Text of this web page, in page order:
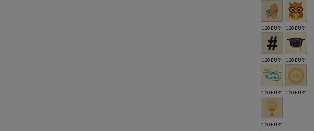
1.20 EUR* 1.20 EUR*
1.20 EUR* 1.20 EUR*
1.20 EUR* 1.20 EUR*
1.20 EUR*